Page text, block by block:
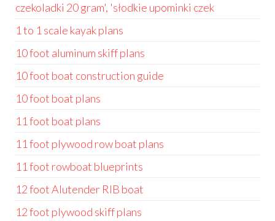
czekoladki 20 gram', 'słodkie upominki czek
1 to 1 scale kayak plans
10 foot aluminum skiff plans
10 foot boat construction guide
10 foot boat plans
11 foot boat plans
11 foot plywood row boat plans
11 foot rowboat blueprints
12 foot Alutender RIB boat
12 foot plywood skiff plans